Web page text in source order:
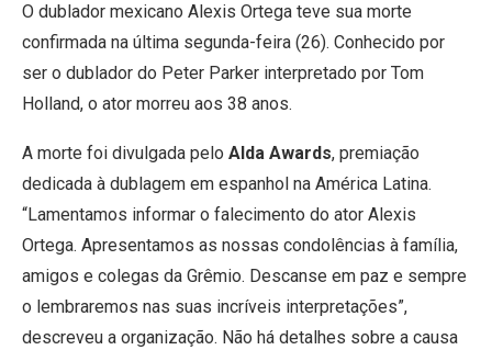
O dublador mexicano Alexis Ortega teve sua morte
confirmada na última segunda-feira (26). Conhecido por
ser o dublador do Peter Parker interpretado por Tom
Holland, o ator morreu aos 38 anos.
A morte foi divulgada pelo Alda Awards, premiação
dedicada à dublagem em espanhol na América Latina.
“Lamentamos informar o falecimento do ator Alexis
Ortega. Apresentamos as nossas condolências à família,
amigos e colegas da Grêmio. Descanse em paz e sempre
o lembraremos nas suas incríveis interpretações”,
descreveu a organização. Não há detalhes sobre a causa